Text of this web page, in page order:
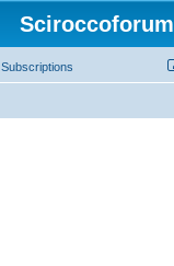
Sciroccoforum
Subscriptions